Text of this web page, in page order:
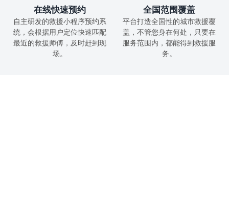
在线快速预约
自主研发的救援小程序预约系
统，会根据用户定位快速匹配
最近的救援师傅，及时赶到现
场。
全国范围覆盖
平台打造全国性的城市救援覆
盖，不管您身在何处，只要在
服务范围内，都能得到救援服
务。